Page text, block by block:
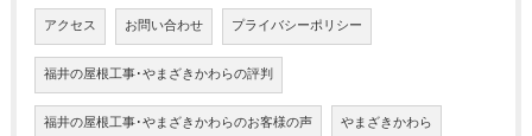
アクセス お問い合わせ プライバシーポリシー
福井の屋根工事･やまざきかわらの評判
福井の屋根工事･やまざきかわらのお客様の声 やまざきかわら